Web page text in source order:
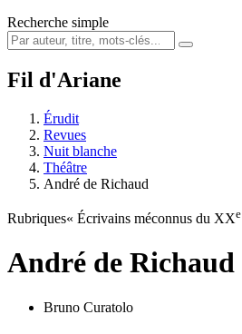
Recherche simple
Fil d'Ariane
Érudit
Revues
Nuit blanche
Théâtre
André de Richaud
Rubriques« Écrivains méconnus du XXe
André de Richaud
Bruno Curatolo